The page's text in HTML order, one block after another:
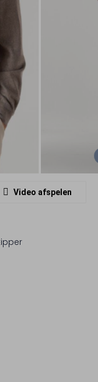
Video afspelen